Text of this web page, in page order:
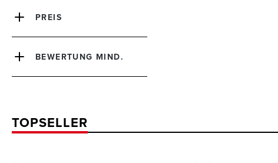
PREIS
BEWERTUNG MIND.
TOPSELLER